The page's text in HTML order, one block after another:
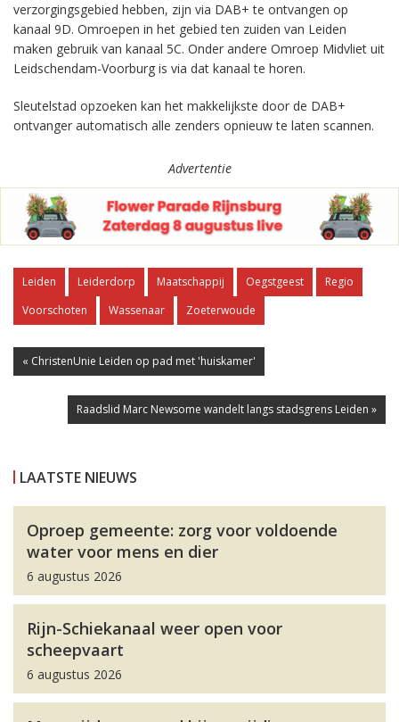
verzorgingsgebied hebben, zijn via DAB+ te ontvangen op
kanaal 9D. Omroepen in het gebied ten zuiden van Leiden
maken gebruik van kanaal 5C. Onder andere Omroep Midvliet uit
Leidschendam-Voorburg is via dat kanaal te horen.
Sleutelstad opzoeken kan het makkelijkste door de DAB+
ontvanger automatisch alle zenders opnieuw te laten scannen.
Advertentie
Leiden Leiderdorp Maatschappij Oegstgeest
Regio
Voorschoten
Wassenaar Zoeterwoude
« ChristenUnie Leiden op pad met 'huiskamer'
Raadslid Marc Newsome wandelt langs stadsgrens Leiden »
LAATSTE NIEUWS
Oproep gemeente: zorg voor voldoende
water voor mens en dier
6 augustus 2026
Rijn-Schiekanaal weer open voor
scheepvaart
6 augustus 2026